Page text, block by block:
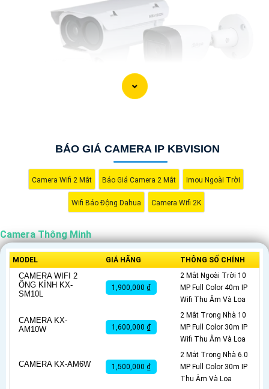
BÁO GIÁ CAMERA IP KBVISION
Camera Wifi 2 Mắt Báo Giá Camera 2 Mắt Imou Ngoài Trời
Wifi Báo Động Dahua Camera Wifi 2K
Camera Thông Minh
MODEL GIÁ HÃNG THÔNG SỐ CHÍNH
CAMERA WIFI 2
ỐNG KÍNH KX-
SM10L
1,900,000 ₫
2 Mắt Ngoài Trời 10
MP Full Color 40m IP
Wifi Thu Âm Và Loa
CAMERA KX-
AM10W
1,600,000 ₫
2 Mắt Trong Nhà 10
MP Full Color 30m IP
Wifi Thu Âm Và Loa
CAMERA KX-AM6W 1,500,000 ₫
2 Mắt Trong Nhà 6.0
MP Full Color 30m IP
Thu Âm Và Loa